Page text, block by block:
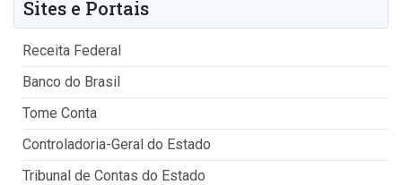
Sites e Portais
Receita Federal
Banco do Brasil
Tome Conta
Controladoria-Geral do Estado
Tribunal de Contas do Estado